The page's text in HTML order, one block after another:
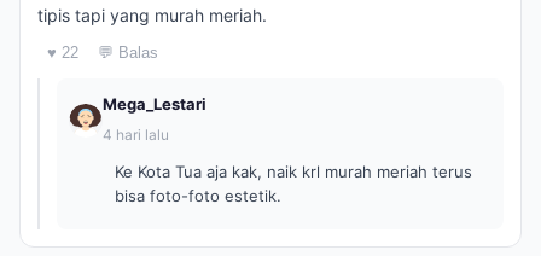
tipis tapi yang murah meriah.
♥ 22 💬 Balas
Mega_Lestari
4 hari lalu
Ke Kota Tua aja kak, naik krl murah meriah terus
bisa foto-foto estetik.